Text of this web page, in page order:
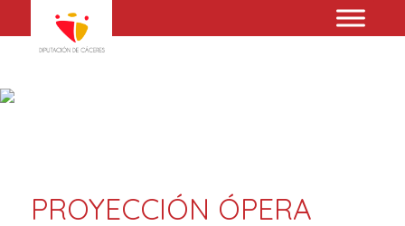
PROYECCIÓN ÓPERA